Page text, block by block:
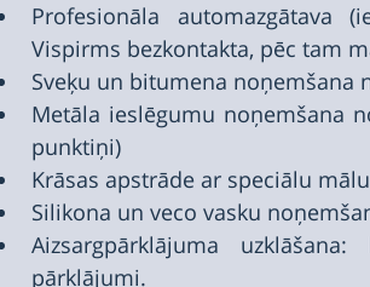
Profesionāla automazgātava
Vispirms bezkontakta, pēc tam
Sveķu un bitumena noņemšana
Metāla ieslēgumu noņemšana
punktiņi)
Krāsas apstrāde ar speciālu
Silikona un veco vasku
Aizsargpārklājuma
pārklājumi.